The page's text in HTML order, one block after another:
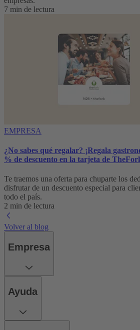
7 min de lectura
EMPRESA
¿No sabes qué regalar? ¡Regala
% de descuento en la tarjeta de
Te traemos una oferta para chuparte los
disfrutar de un descuento especial para
todo el país.
2 min de lectura
Volver al blog
Empresa
Ayuda